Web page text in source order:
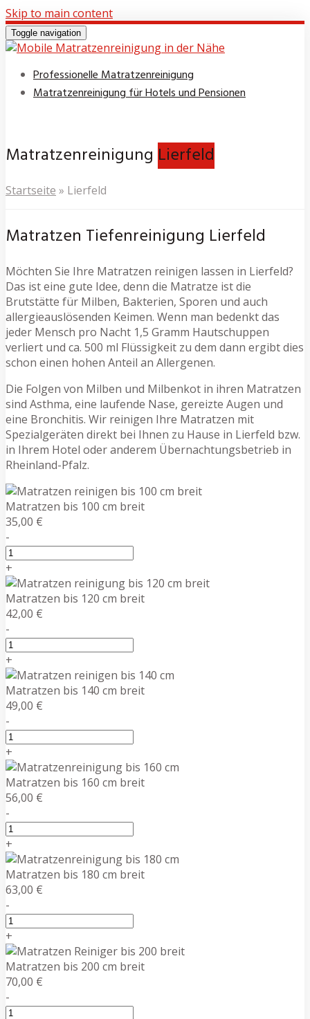
Skip to main content
Toggle navigation
Professionelle Matratzenreinigung
Matratzenreinigung für Hotels und Pensionen
Matratzenreinigung Lierfeld
Startseite » Lierfeld
Matratzen Tiefenreinigung Lierfeld
Möchten Sie Ihre Matratzen reinigen lassen in Lierfeld?
Das ist eine gute Idee, denn die Matratze ist die
Brutstätte für Milben, Bakterien, Sporen und auch
allergieauslösenden Keimen. Wenn man bedenkt das
jeder Mensch pro Nacht 1,5 Gramm Hautschuppen
verliert und ca. 500 ml Flüssigkeit zu dem dann ergibt dies
schon einen hohen Anteil an Allergenen.
Die Folgen von Milben und Milbenkot in ihren Matratzen
sind Asthma, eine laufende Nase, gereizte Augen und
eine Bronchitis. Wir reinigen Ihre Matratzen mit
Spezialgeräten direkt bei Ihnen zu Hause in Lierfeld bzw.
in Ihrem Hotel oder anderem Übernachtungsbetrieb in
Rheinland-Pfalz.
Matratzen bis 100 cm breit
35,00 €
-
+
Matratzen bis 120 cm breit
42,00 €
-
+
Matratzen bis 140 cm breit
49,00 €
-
+
Matratzen bis 160 cm breit
56,00 €
-
+
Matratzen bis 180 cm breit
63,00 €
-
+
Matratzen bis 200 cm breit
70,00 €
-